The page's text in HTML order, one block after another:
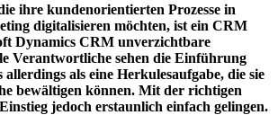
ihre kundenorientierten Prozesse in
digitalisieren möchten, ist ein CRM
Dynamics CRM unverzichtbare
Verantwortliche sehen die Einführung
allerdings als eine Herkulesaufgabe, die sie
bewältigen können. Mit der richtigen
jedoch erstaunlich einfach gelingen.